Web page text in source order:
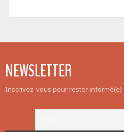
NEWSLETTER
Inscrivez-vous pour rester informé(e)